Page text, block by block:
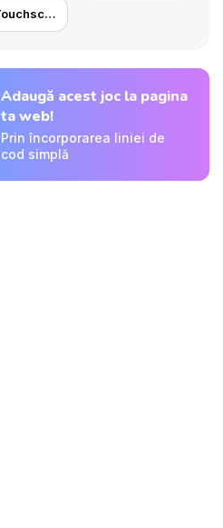
Touchscreen
Adaugă acest joc la pagina
ta web!
Prin încorporarea liniei de
cod simplă